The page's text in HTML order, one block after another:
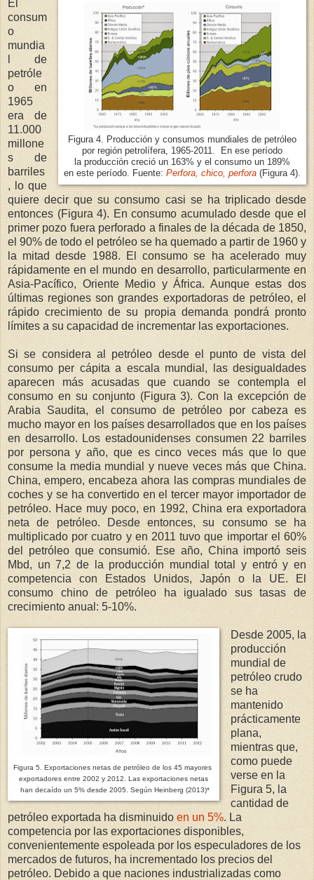
Figura 4. Producción y consumos mundiales de petróleo
por región petrolífera, 1965-2011. En ese período
la producción creció un 163% y el consumo un 189%
en este período. Fuente: Perfora, chico, perfora (Figura 4).
El
consum
o
mundia
l de
petróle
o en
1965
era de
11.000
millone
s de
barriles
, lo que
quiere decir que su consumo casi se ha triplicado desde
entonces (Figura 4). En consumo acumulado desde que el
primer pozo fuera perforado a finales de la década de 1850,
el 90% de todo el petróleo se ha quemado a partir de 1960 y
la mitad desde 1988. El consumo se ha acelerado muy
rápidamente en el mundo en desarrollo, particularmente en
Asia-Pacífico, Oriente Medio y África. Aunque estas dos
últimas regiones son grandes exportadoras de petróleo, el
rápido crecimiento de su propia demanda pondrá pronto
límites a su capacidad de incrementar las exportaciones.
Si se considera al petróleo desde el punto de vista del
consumo per cápita a escala mundial, las desigualdades
aparecen más acusadas que cuando se contempla el
consumo en su conjunto (Figura 3). Con la excepción de
Arabia Saudita, el consumo de petróleo por cabeza es
mucho mayor en los países desarrollados que en los países
en desarrollo. Los estadounidenses consumen 22 barriles
por persona y año, que es cinco veces más que lo que
consume la media mundial y nueve veces más que China.
China, empero, encabeza ahora las compras mundiales de
coches y se ha convertido en el tercer mayor importador de
petróleo. Hace muy poco, en 1992, China era exportadora
neta de petróleo. Desde entonces, su consumo se ha
multiplicado por cuatro y en 2011 tuvo que importar el 60%
del petróleo que consumió. Ese año, China importó seis
Mbd, un 7,2 de la producción mundial total y entró y en
competencia con Estados Unidos, Japón o la UE. El
consumo chino de petróleo ha igualado sus tasas de
crecimiento anual: 5-10%.
Figura 5. Exportaciones netas de petróleo de los 45 mayores
exportadores entre 2002 y 2012. Las exportaciones netas
han decaído un 5% desde 2005. Según Heinberg (2013)*
Desde 2005, la
producción
mundial de
petróleo crudo
se ha
mantenido
prácticamente
plana,
mientras que,
como puede
verse en la
Figura 5, la
cantidad de
petróleo exportada ha disminuido en un 5%. La
competencia por las exportaciones disponibles,
convenientemente espoleada por los especuladores de los
mercados de futuros, ha incrementado los precios del
petróleo. Debido a que naciones industrializadas como